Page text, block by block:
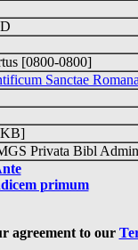
[0800-0800]
Sanctae
Privata Bibl
primum
agreement to our